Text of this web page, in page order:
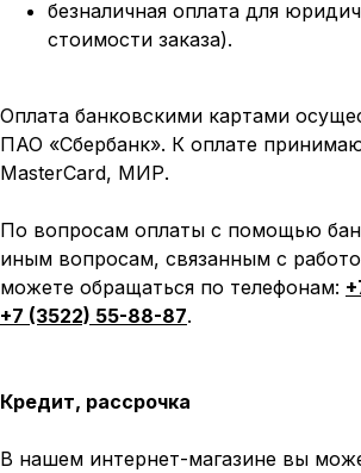
безналичная оплата для
стоимости заказа).
Оплата банковскими картами
ПАО «Сбербанк». К оплате
MasterCard, МИР.
По вопросам оплаты с помощью
иным вопросам, связанным с
можете обращаться по телефонам:
+7 (3522) 55-88-87.
Кредит, рассрочка
В нашем интернет-магазине вы